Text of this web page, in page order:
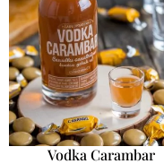
Vodka Carambar